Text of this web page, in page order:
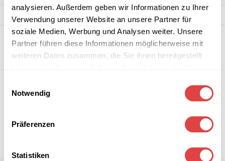
analysieren. Außerdem geben wir Informationen zu Ihrer
Verwendung unserer Website an unsere Partner für
soziale Medien, Werbung und Analysen weiter. Unsere
Partner führen diese Informationen möglicherweise mit
weiteren Daten zusammen, die Sie ihnen bereitgestellt
Notwendig
Präferenzen
Statistiken